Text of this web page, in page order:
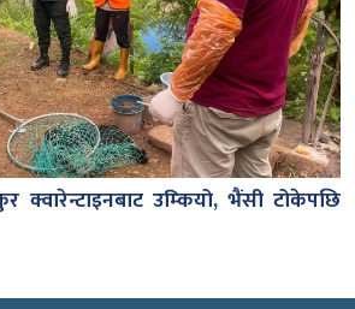
क्वारेन्टाइनबाट उम्कियो, भैंसी टोकेपछि